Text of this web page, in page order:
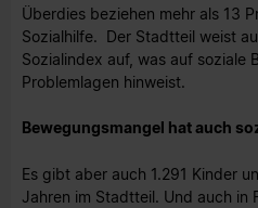
Überdies beziehen mehr als 13
Sozialhilfe. Der Stadtteil weist
Sozialindex auf, was auf soziale
Problemlagen hinweist.
Bewegungsmangel hat auch
Es gibt aber auch 1.291 Kinder
Jahren im Stadtteil. Und auch in